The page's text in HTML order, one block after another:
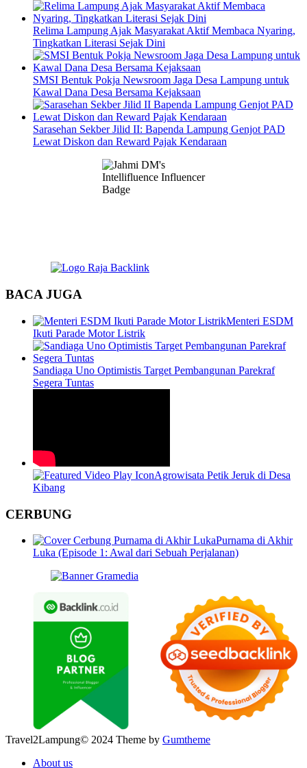
Relima Lampung Ajak Masyarakat Aktif Membaca Nyaring,
Tingkatkan Literasi Sejak Dini
SMSI Bentuk Pokja Newsroom Jaga Desa Lampung untuk
Kawal Dana Desa Bersama Kejaksaan
Sarasehan Sekber Jilid II: Bapenda Lampung Genjot PAD
Lewat Diskon dan Reward Pajak Kendaraan
BACA JUGA
Menteri ESDM
Ikuti Parade Motor Listrik
Sandiaga Uno Optimistis Target Pembangunan Parekraf
Segera Tuntas
Agrowisata Petik Jeruk di Desa
Kibang
CERBUNG
Purnama di Akhir
Luka (Episode 1: Awal dari Sebuah Perjalanan)
Travel2Lampung© 2024 Theme by Gumtheme
About us